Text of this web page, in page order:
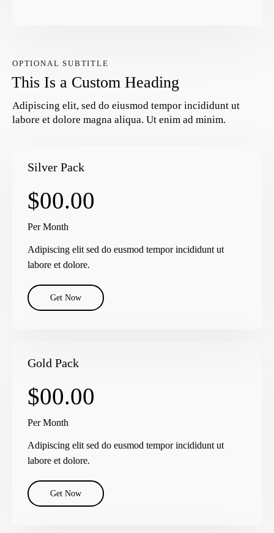
OPTIONAL SUBTITLE
This Is a Custom Heading
Adipiscing elit, sed do eiusmod tempor incididunt ut
labore et dolore magna aliqua. Ut enim ad minim.
Silver Pack
$00.00
Per Month
Adipiscing elit sed do eusmod tempor incididunt ut
labore et dolore.
Get Now
Gold Pack
$00.00
Per Month
Adipiscing elit sed do eusmod tempor incididunt ut
labore et dolore.
Get Now